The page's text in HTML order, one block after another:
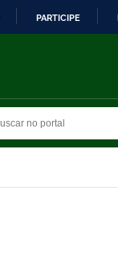
PARTICIPE